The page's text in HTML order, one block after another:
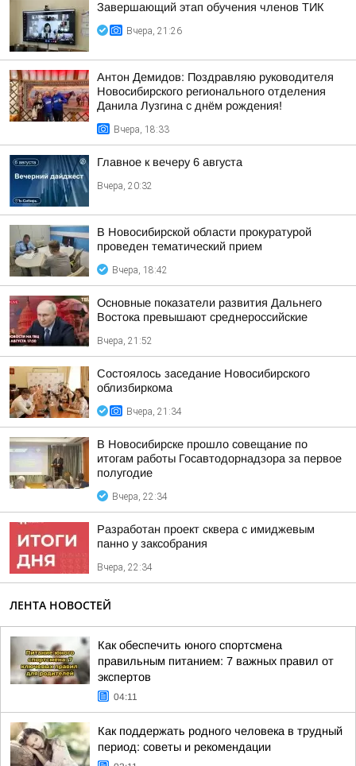
Завершающий этап обучения членов ТИК
Вчера, 21:26
Антон Демидов: Поздравляю руководителя
Новосибирского регионального отделения
Данила Лузгина с днём рождения!
Вчера, 18:33
Главное к вечеру 6 августа
Вчера, 20:32
В Новосибирской области прокуратурой
проведен тематический прием
Вчера, 18:42
Основные показатели развития Дальнего
Востока превышают среднероссийские
Вчера, 21:52
Состоялось заседание Новосибирского
облизбиркома
Вчера, 21:34
В Новосибирске прошло совещание по
итогам работы Госавтодорнадзора за первое
полугодие
Вчера, 22:34
Разработан проект сквера с имиджевым
панно у заксобрания
Вчера, 22:34
ЛЕНТА НОВОСТЕЙ
Как обеспечить юного спортсмена
правильным питанием: 7 важных правил от
экспертов
04:11
Как поддержать родного человека в трудный
период: советы и рекомендации